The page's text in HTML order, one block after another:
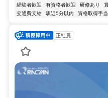
経験者歓迎
有資格者歓迎 研修あり
交通費支給
駅近5分以内 資格取得手
正社員